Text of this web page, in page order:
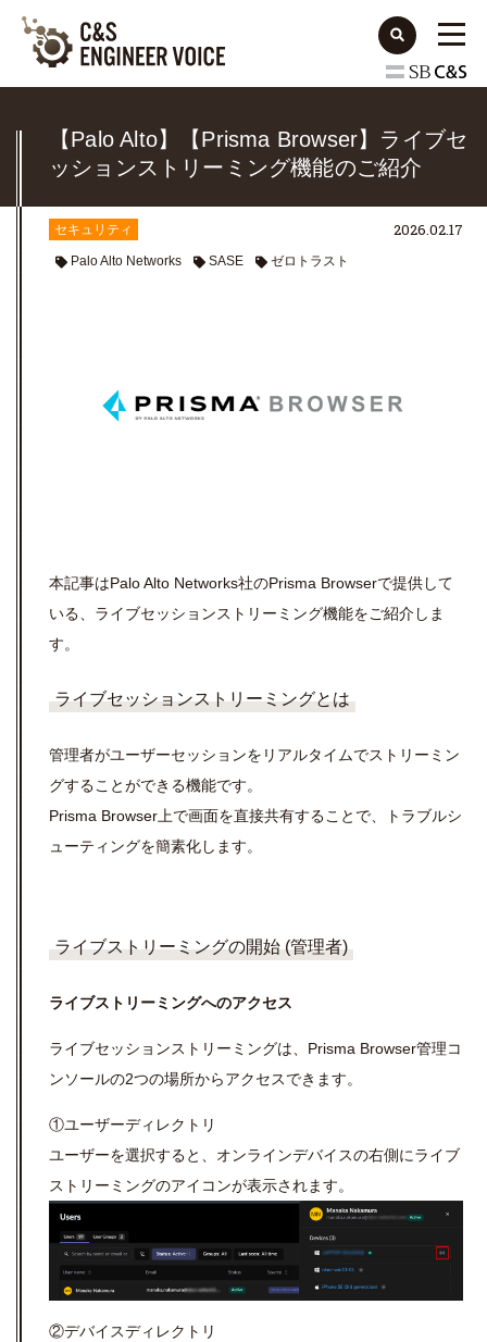
【Palo Alto】【Prisma Browser】ライブセ
ッションストリーミング機能のご紹介
セキュリティ
Palo Alto Networks SASE ゼロトラスト
2026.02.17
本記事はPalo Alto Networks社のPrisma Browserで提供して
いる、ライブセッションストリーミング機能をご紹介しま
す。
ライブセッションストリーミングとは
管理者がユーザーセッションをリアルタイムでストリーミン
グすることができる機能です。
Prisma Browser上で画面を直接共有することで、トラブルシ
ューティングを簡素化します。
ライブストリーミングの開始 (管理者)
ライブストリーミングへのアクセス
ライブセッションストリーミングは、 Prisma Browser管理コ
ンソールの2つの場所からアクセスできます。
①ユーザーディレクトリ
ユーザーを選択すると、オンラインデバイスの右側にライブ
ストリーミングのアイコンが表示されます。
②デバイスディレクトリ